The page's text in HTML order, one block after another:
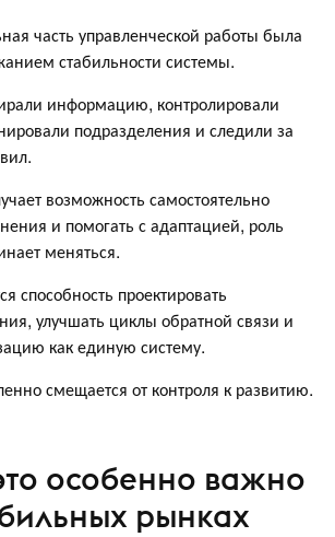
часть управленческой работы была
стабильности системы.
информацию, контролировали
подразделения и следили за
возможность самостоятельно
и помогать с адаптацией, роль
меняться.
способность проектировать
улучшать циклы обратной связи и
как единую систему.
смещается от контроля к развитию.
особенно важно
рынках